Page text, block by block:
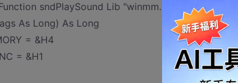
sndPlaySound Lib "winmm.dll" Alias
As Long) As Long
= &H4
= &H1